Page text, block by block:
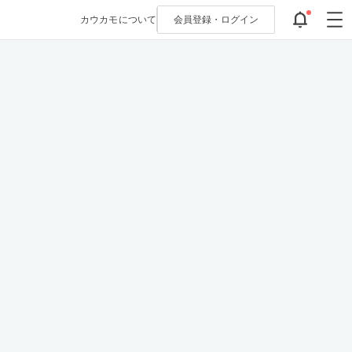
カウカモについて 会員登録・ ログイン